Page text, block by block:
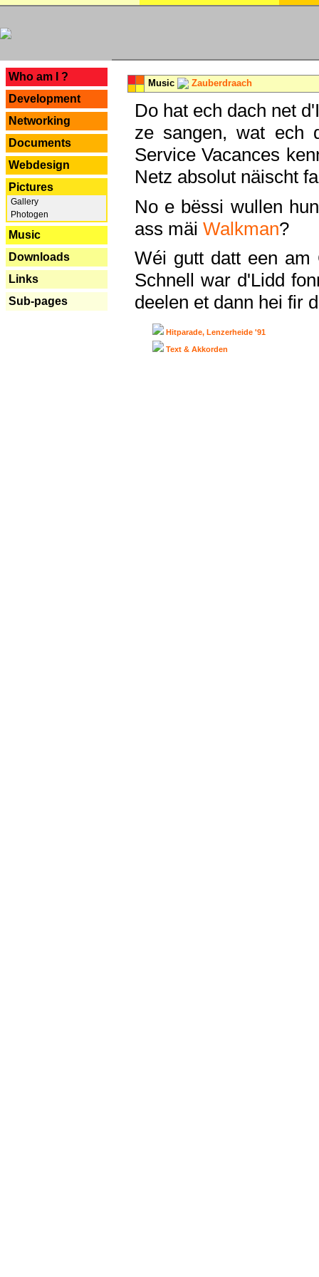
Who am I ?
Development
Networking
Documents
Webdesign
Pictures
Gallery
Photogen
Music
Downloads
Links
Sub-pages
Music Zauberdraach
Do hat ech dach net
ze sangen, wat ech
Service Vacances
Netz absolut näischt
No e bëssi wullen
ass mäi Walkman?
Wéi gutt datt een am
Schnell war d'Lidd
deelen et dann hei fir
Hitparade, Lenzerheide '91
Text & Akkorden